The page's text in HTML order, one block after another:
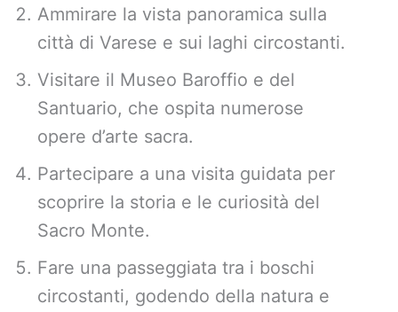
Ammirare la vista panoramica sulla
città di Varese e sui laghi circostanti.
Visitare il Museo Baroffio e del
Santuario, che ospita numerose
opere d’arte sacra.
Partecipare a una visita guidata per
scoprire la storia e le curiosità del
Sacro Monte.
Fare una passeggiata tra i boschi
circostanti, godendo della natura e